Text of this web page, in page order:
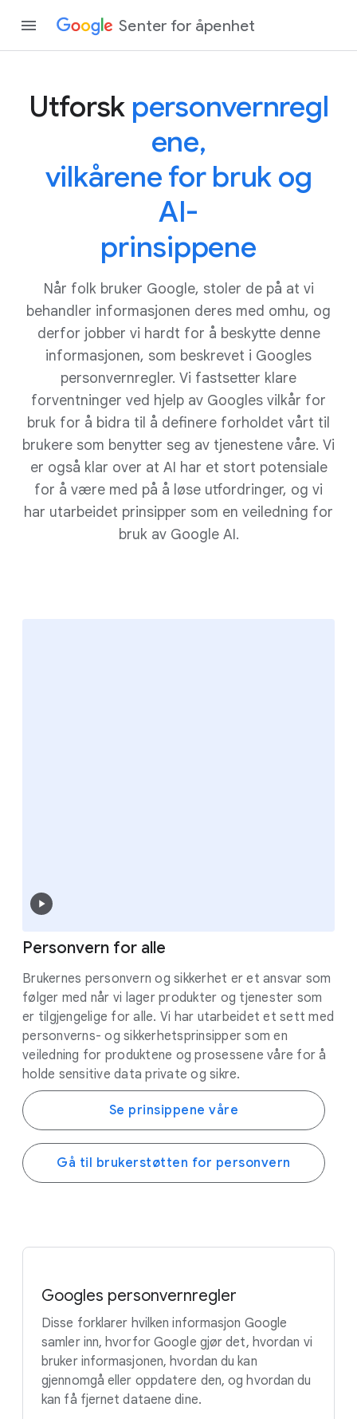
Senter for åpenhet
Utforsk personvernregl
ene,
vilkårene for bruk og
AI-
prinsippene
Når folk bruker Google, stoler de på at vi
behandler informasjonen deres med omhu, og
derfor jobber vi hardt for å beskytte denne
informasjonen, som beskrevet i Googles
personvernregler. Vi fastsetter klare
forventninger ved hjelp av Googles vilkår for
bruk for å bidra til å definere forholdet vårt til
brukere som benytter seg av tjenestene våre. Vi
er også klar over at AI har et stort potensiale
for å være med på å løse utfordringer, og vi
har utarbeidet prinsipper som en veiledning for
bruk av Google AI.
Personvern for alle
Brukernes personvern og sikkerhet er et ansvar som
følger med når vi lager produkter og tjenester som
er tilgjengelige for alle. Vi har utarbeidet et sett med
personverns- og sikkerhetsprinsipper som en
veiledning for produktene og prosessene våre for å
holde sensitive data private og sikre.
Se prinsippene våre
Gå til brukerstøtten for personvern
Googles personvernregler
Disse forklarer hvilken informasjon Google
samler inn, hvorfor Google gjør det, hvordan vi
bruker informasjonen, hvordan du kan
gjennomgå eller oppdatere den, og hvordan du
kan få fjernet dataene dine.